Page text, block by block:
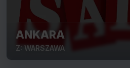
ANKARA
Z: WARSZAWA